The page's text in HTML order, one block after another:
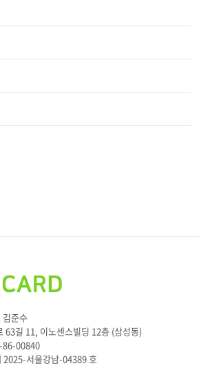
김준수
63길 11, 이노센스빌딩 12층 (삼성동)
86-00840
2025-서울강남-04389 호